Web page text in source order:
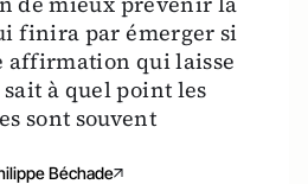
finira par émerger si
affirmation qui laisse
à quel point les
sont souvent
Béchade